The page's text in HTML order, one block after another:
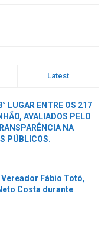
Latest
LUGAR ENTRE OS 217
AVALIADOS PELO
NA
PÚBLICOS.
Fábio Totó,
Costa durante